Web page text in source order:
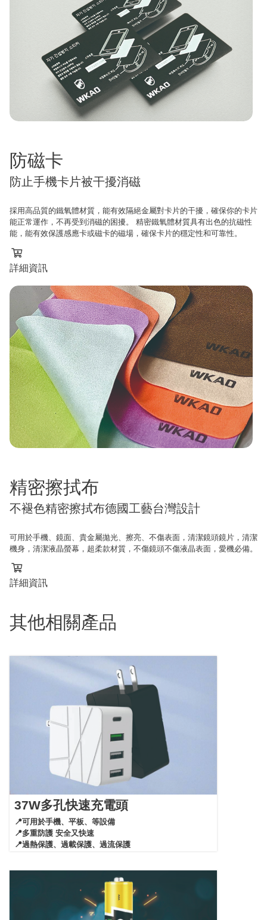
防磁卡
防止手機卡片被干擾消磁
採用高品質的鐵氧體材質，能有效隔絕金屬對卡片的干擾，確保你的卡片
能正常運作，不再受到消磁的困擾。 精密鐵氧體材質具有出色的抗磁性
能，能有效保護感應卡或磁卡的磁場，確保卡片的穩定性和可靠性。
詳細資訊
精密擦拭布
不褪色精密擦拭布德國工藝台灣設計
可用於手機、鏡面、貴金屬拋光、擦亮、不傷表面，清潔鏡頭鏡片，清潔
機身，清潔液晶螢幕，超柔款材質，不傷鏡頭不傷液晶表面，愛機必備。
詳細資訊
其他相關產品
37W多孔快速充電頭
📍可用於手機、平板、等設備
📍多重防護 安全又快速
📍過熱保護、過載保護、過流保護